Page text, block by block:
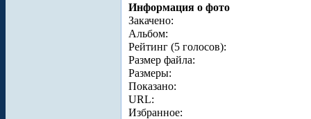
Информация о фото
Закачено:
Альбом:
Рейтинг (5 голосов):
Размер файла:
Размеры:
Показано:
URL:
Избранное: